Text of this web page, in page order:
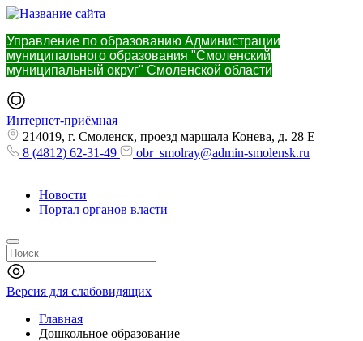
Управление по образованию Администрации
муниципального образования "Смоленский
муниципальный округ" Смоленской области
Интернет-приёмная
214019, г. Смоленск, проезд маршала Конева, д. 28 Е
8 (4812) 62-31-49
obr_smolray@admin-smolensk.ru
Новости
Портал органов власти
Версия для слабовидящих
Главная
Дошкольное образование